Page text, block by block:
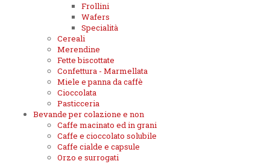
Frollini
Wafers
Specialità
Cereali
Merendine
Fette biscottate
Confettura - Marmellata
Miele e panna da caffè
Cioccolata
Pasticceria
Bevande per colazione e non
Caffe macinato ed in grani
Caffe e cioccolato solubile
Caffe cialde e capsule
Orzo e surrogati